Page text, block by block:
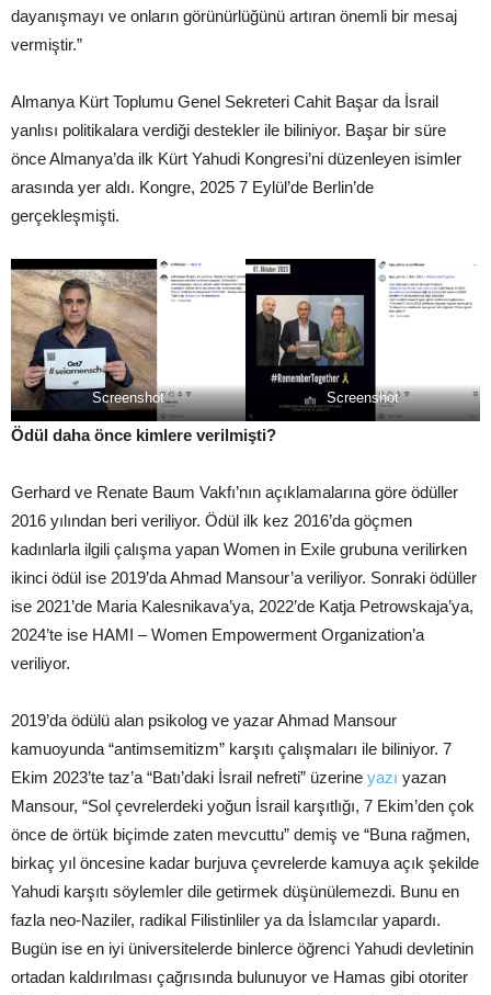
dayanışmayı ve onların görünürlüğünü artıran önemli bir mesaj
vermiştir.”
Almanya Kürt Toplumu Genel Sekreteri Cahit Başar da İsrail
yanlısı politikalara verdiği destekler ile biliniyor. Başar bir süre
önce Almanya’da ilk Kürt Yahudi Kongresi’ni düzenleyen isimler
arasında yer aldı. Kongre, 2025 7 Eylül’de Berlin’de
gerçekleşmişti.
Screenshot Screenshot
Ödül daha önce kimlere verilmişti?
Gerhard ve Renate Baum Vakfı’nın açıklamalarına göre ödüller
2016 yılından beri veriliyor. Ödül ilk kez 2016’da göçmen
kadınlarla ilgili çalışma yapan Women in Exile grubuna verilirken
ikinci ödül ise 2019’da Ahmad Mansour’a veriliyor. Sonraki ödüller
ise 2021’de Maria Kalesnikava’ya, 2022’de Katja Petrowskaja’ya,
2024’te ise HAMI – Women Empowerment Organization’a
veriliyor.
2019’da ödülü alan psikolog ve yazar Ahmad Mansour
kamuoyunda “antimsemitizm” karşıtı çalışmaları ile biliniyor. 7
Ekim 2023’te taz’a “Batı’daki İsrail nefreti” üzerine yazı yazan
Mansour, “Sol çevrelerdeki yoğun İsrail karşıtlığı, 7 Ekim’den çok
önce de örtük biçimde zaten mevcuttu” demiş ve “Buna rağmen,
birkaç yıl öncesine kadar burjuva çevrelerde kamuya açık şekilde
Yahudi karşıtı söylemler dile getirmek düşünülemezdi. Bunu en
fazla neo-Naziler, radikal Filistinliler ya da İslamcılar yapardı.
Bugün ise en iyi üniversitelerde binlerce öğrenci Yahudi devletinin
ortadan kaldırılması çağrısında bulunuyor ve Hamas gibi otoriter